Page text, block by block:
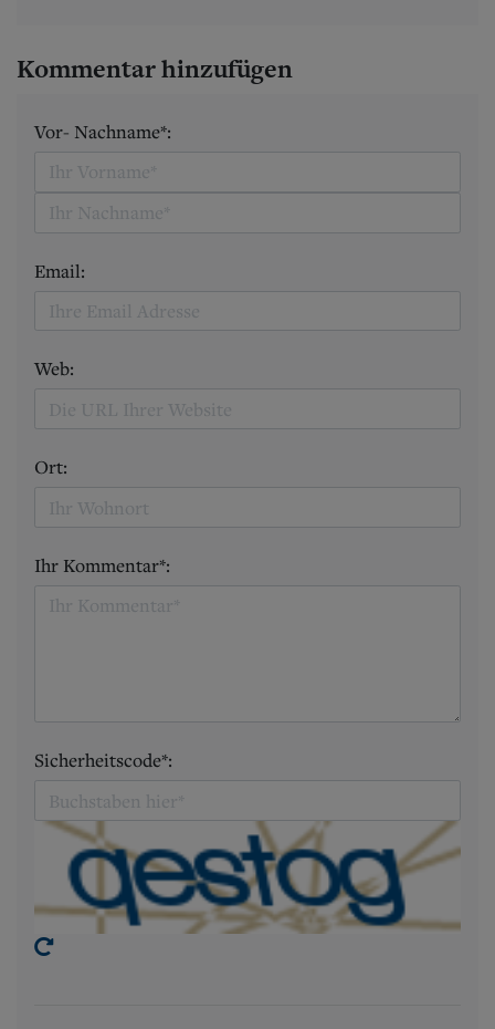
Kommentar hinzufügen
Vor- Nachname*:
Email:
Web:
Ort:
Ihr Kommentar*:
Sicherheitscode*: